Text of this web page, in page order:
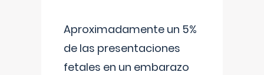
Aproximadamente un 5%
de las presentaciones
fetales en un embarazo